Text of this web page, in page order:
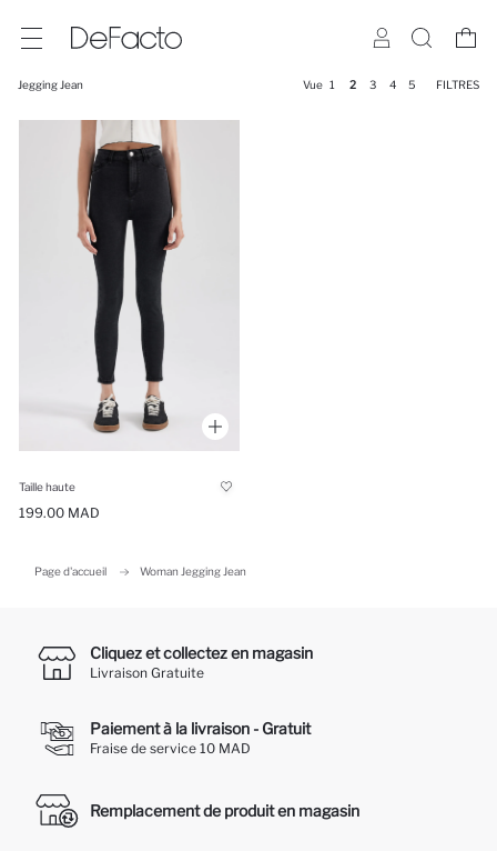
Jegging Jean Vue 1 2 3 4 5 FILTRES
Taille haute
199.00 MAD
Page d'accueil Woman Jegging Jean
Cliquez et collectez en magasin
Livraison Gratuite
Paiement à la livraison - Gratuit
Fraise de service 10 MAD
Remplacement de produit en magasin